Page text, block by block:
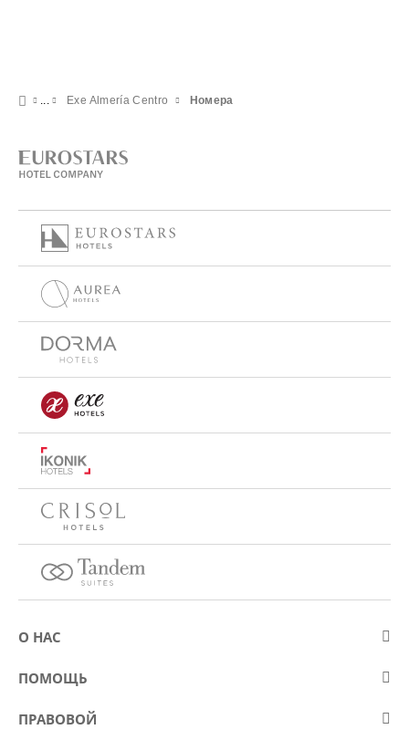
Exe Almería Centro Номера
О НАС
О компании Eurostars Hotel Company
Kонкурсы
ПОМОЩЬ
Контакт
ПРАВОВОЙ